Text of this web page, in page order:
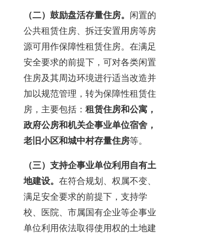
（二）鼓励盘活存量住房。 闲置的
公共租赁住房、拆迁安置用房等房
源可用作保障性租赁住房。在满足
安全要求的前提下，可对各类闲置
住房及其周边环境进行适当改造并
加以规范管理，转为保障性租赁住
房，主要包括： 租赁住房和公寓，
政府公房和机关企事业单位宿舍，
老旧小区和城中村存量住房等。
（三）支持企事业单位利用自有土
地建设。 在符合规划、权属不变、
满足安全要求的前提下，支持学
校、医院、市属国有企业等企事业
单位利用依法取得使用权的土地建